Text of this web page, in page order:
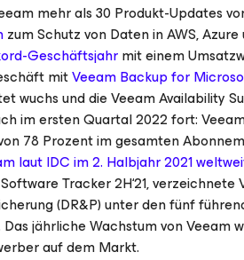
mehr als 30 Produkt-Updates
zum Schutz von Daten in AWS,
Geschäftsjahrmit einem
mitVeeam Backupfor
wuchs und die Veeam Availability
im ersten Quartal 2022 fort:
78 Prozent im gesamten
laut IDC im 2. Halbjahr 2021
Tracker 2H‘21,
(DR&P) unter den fünf
jährliche Wachstum von Veeam
auf dem Markt.